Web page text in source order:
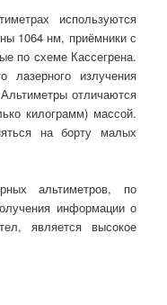
используются
1064 нм, приёмники с
по схеме Кассегрена.
лазерного излучения
отличаются
килограмм) массой.
на борту малых
альтиметров, по
информации о
является высокое